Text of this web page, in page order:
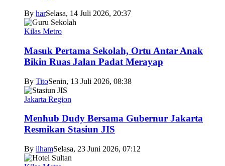
By harSelasa, 14 Juli 2026, 20:37
Kilas Metro
Masuk Pertama Sekolah, Ortu Antar Anak
Bikin Ruas Jalan Padat Merayap
By TitoSenin, 13 Juli 2026, 08:38
Jakarta Region
Menhub Dudy Bersama Gubernur Jakarta
Resmikan Stasiun JIS
By ilhamSelasa, 23 Juni 2026, 07:12